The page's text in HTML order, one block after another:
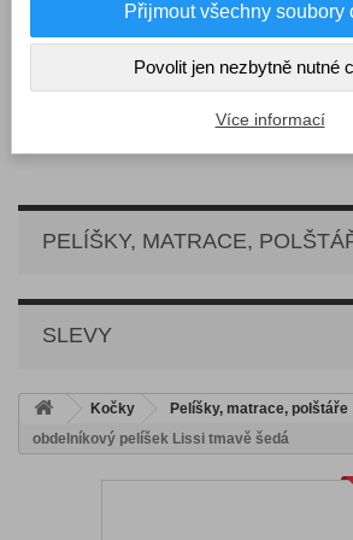
Košík (prázdný)
PELÍŠKY, MATRACE,
SLEVY
Kočky Pelíšky, matrace, polštáře
obdelníkový pelíšek Lissi tmavě šedá
Přijmout všechny soubory
Povolit jen nezbytně nutné
Více informací